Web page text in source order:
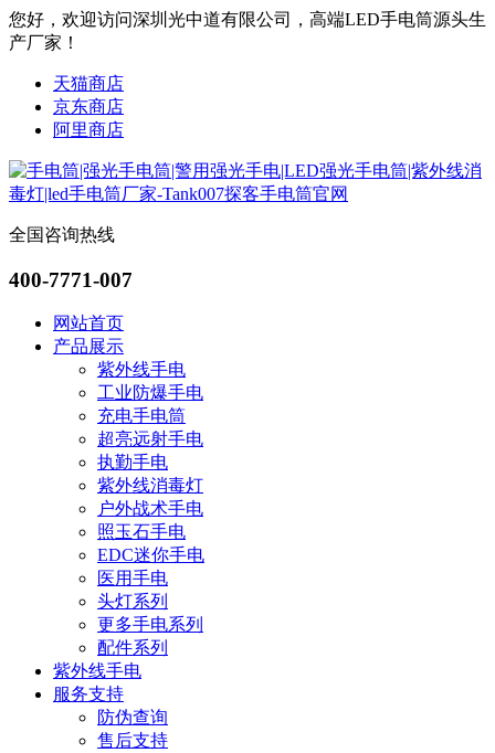
您好，欢迎访问深圳光中道有限公司，高端LED手电筒源头生
产厂家！
天猫商店
京东商店
阿里商店
全国咨询热线
400-7771-007
网站首页
产品展示
紫外线手电
工业防爆手电
充电手电筒
超亮远射手电
执勤手电
紫外线消毒灯
户外战术手电
照玉石手电
EDC迷你手电
医用手电
头灯系列
更多手电系列
配件系列
紫外线手电
服务支持
防伪查询
售后支持